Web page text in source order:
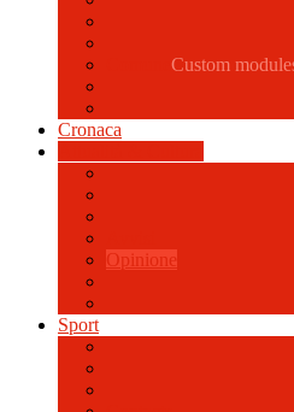
Custom
Cronaca
Opinione
Sport